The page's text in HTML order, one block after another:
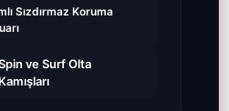
Sızdırmaz Koruma
ve Surf Olta
Kamışları